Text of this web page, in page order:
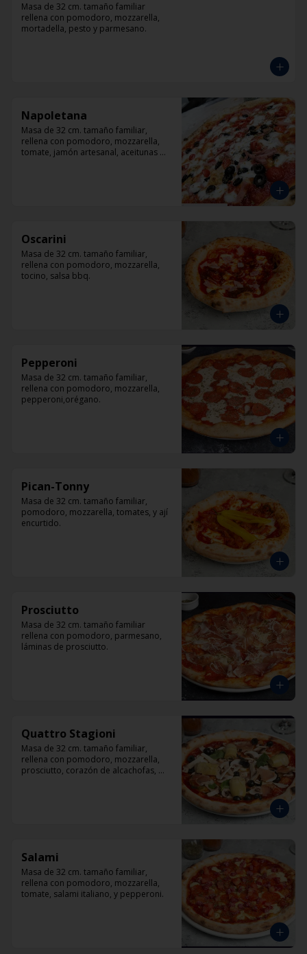
Masa de 32 cm. tamaño familiar
rellena con pomodoro, mozzarella,
mortadella, pesto y parmesano.
Napoletana
Masa de 32 cm. tamaño familiar,
rellena con pomodoro, mozzarella,
tomate, jamón artesanal, aceitunas
Oscarini
Masa de 32 cm. tamaño familiar,
rellena con pomodoro, mozzarella,
tocino, salsa bbq.
Pepperoni
Masa de 32 cm. tamaño familiar,
rellena con pomodoro, mozzarella,
pepperoni,orégano.
Pican-Tonny
Masa de 32 cm. tamaño familiar,
pomodoro, mozzarella, tomates, y ají
encurtido.
Prosciutto
Masa de 32 cm. tamaño familiar
rellena con pomodoro, parmesano,
láminas de prosciutto.
Quattro Stagioni
Masa de 32 cm. tamaño familiar,
rellena con pomodoro, mozzarella,
prosciutto, corazón de alcachofas,
Salami
Masa de 32 cm. tamaño familiar,
rellena con pomodoro, mozzarella,
tomate, salami italiano, y pepperoni.